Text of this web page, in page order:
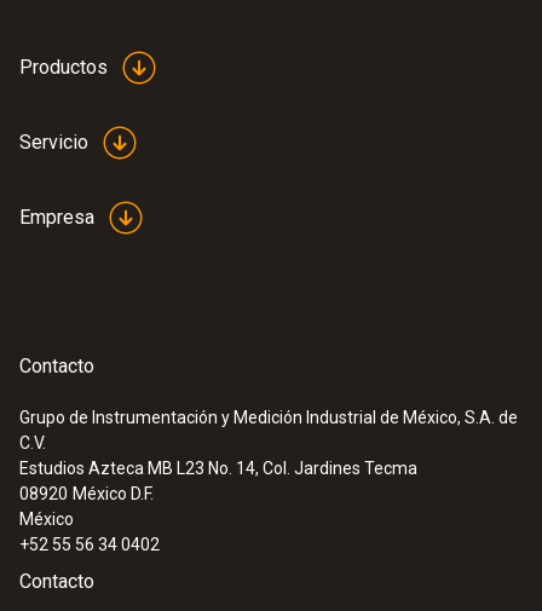
Productos
Servicio
Empresa
Contacto
Grupo de Instrumentación y Medición Industrial de México, S.A. de
C.V.
Estudios Azteca MB L23 No. 14, Col. Jardines Tecma
08920 México D.F.
México
+52 55 56 34 0402
Contacto